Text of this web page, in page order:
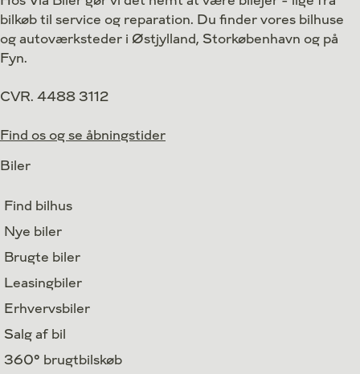
Lokation
Egå
Kontant
279.900
Lokation
Kontant
bilkøb til service og reparation. Du finder vores bilhuse
og autoværksteder i Østjylland, Storkøbenhavn og på
Fyn.
CVR. 4488 3112
Find os og se åbningstider
Biler
Find bilhus
Nye biler
Brugte biler
Leasingbiler
Erhvervsbiler
Salg af bil
360° brugtbilskøb